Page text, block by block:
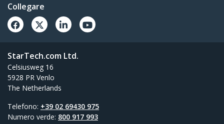
Collegare
StarTech.com Ltd.
Celsiusweg 16
5928 PR Venlo
The Netherlands
Telefono: +39 02 69430 975
Numero verde: 800 917 993